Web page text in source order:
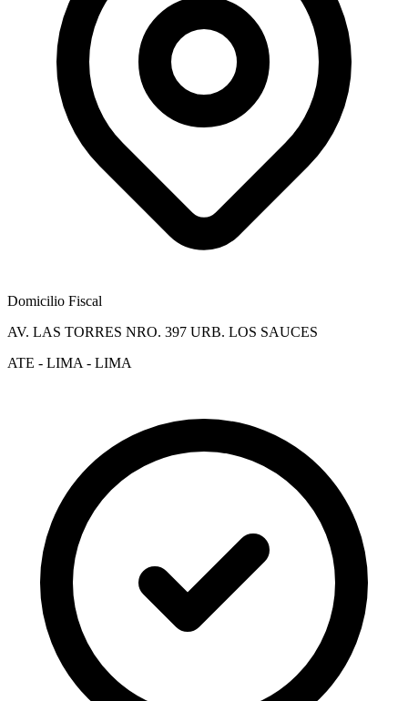
Domicilio Fiscal
AV. LAS TORRES NRO. 397 URB. LOS SAUCES
ATE - LIMA - LIMA